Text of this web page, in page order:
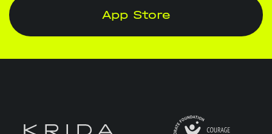
App Store